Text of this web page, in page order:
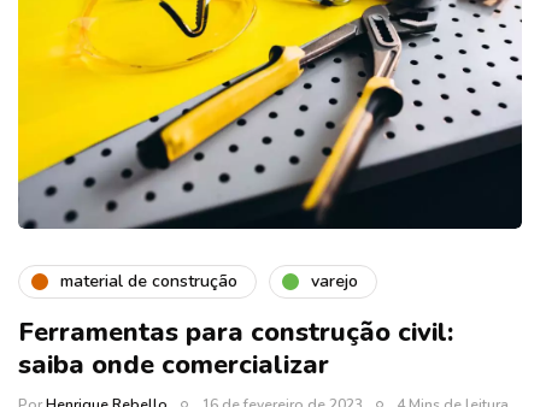
material de construção varejo
Ferramentas para construção civil:
saiba onde comercializar